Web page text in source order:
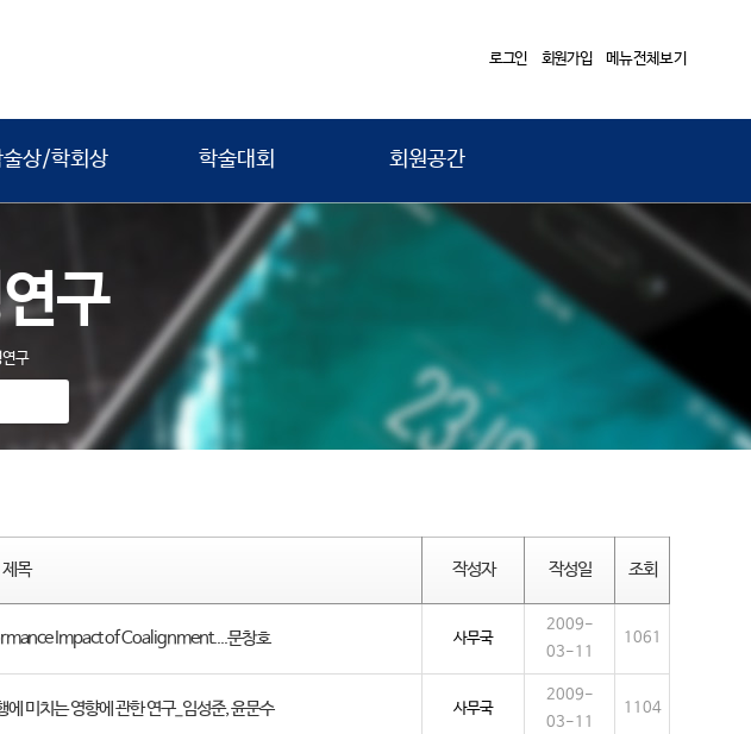
로그인 회원가입 메뉴전체보기
술상/학회상 학술대회 회원공간
구
구
제목 작성자 작성일 조회
Impact of Coalignment....문창호 사무국
2009-
03-11
1061
미치는 영향에 관한 연구_임성준, 윤문수 사무국
2009-
03-11
1104